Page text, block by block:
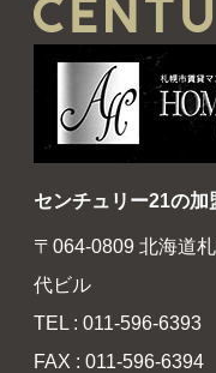
センチュリー21の加
〒064-0809 北海道
代ビル
TEL : 011-596-6393
FAX : 011-596-6394